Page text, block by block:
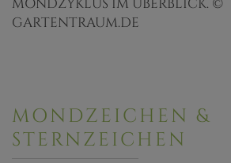
MONDZYKLUS IM ÜBERBLICK. ©
GARTENTRAUM.DE
MONDZEICHEN &
STERNZEICHEN